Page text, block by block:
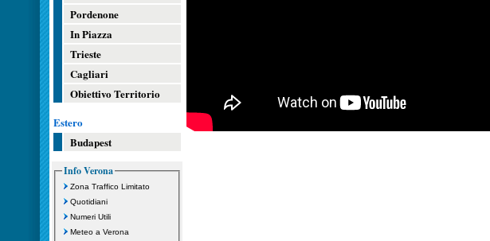
Pordenone
In Piazza
Trieste
Cagliari
Obiettivo Territorio
Estero
Budapest
Info Verona
Zona Traffico Limitato
Quotidiani
Numeri Utili
Meteo a Verona